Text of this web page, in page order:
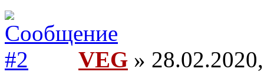
VEG »